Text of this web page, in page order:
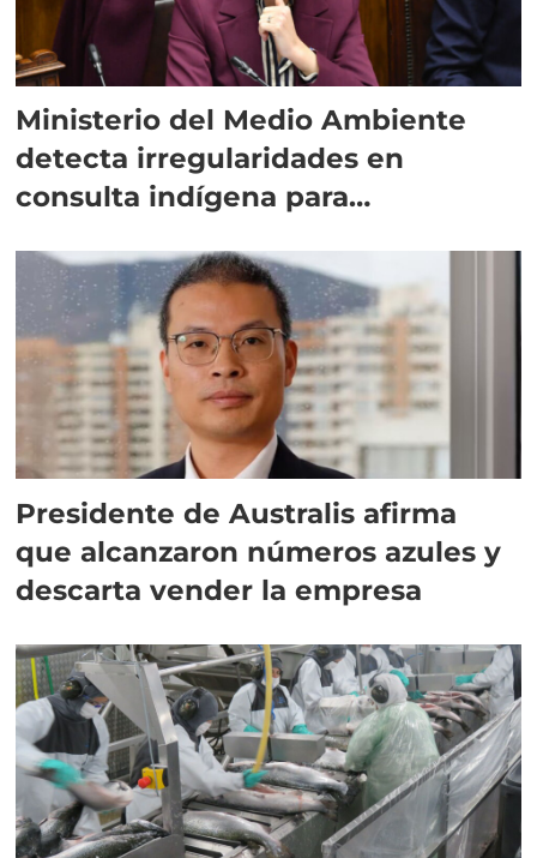
Ministerio del Medio Ambiente
detecta irregularidades en
consulta indígena para
Presidente de Australis afirma
que alcanzaron números azules y
descarta vender la empresa